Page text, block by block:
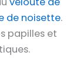
de noisette.
papilles et